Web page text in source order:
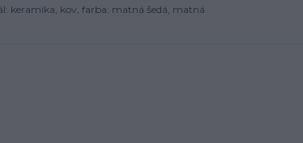
keramika, kov, farba: matná šedá, matná